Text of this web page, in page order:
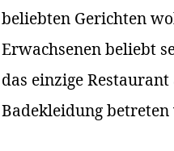
beliebten Gerichten
Erwachsenen beliebt
das einzige
Badekleidung